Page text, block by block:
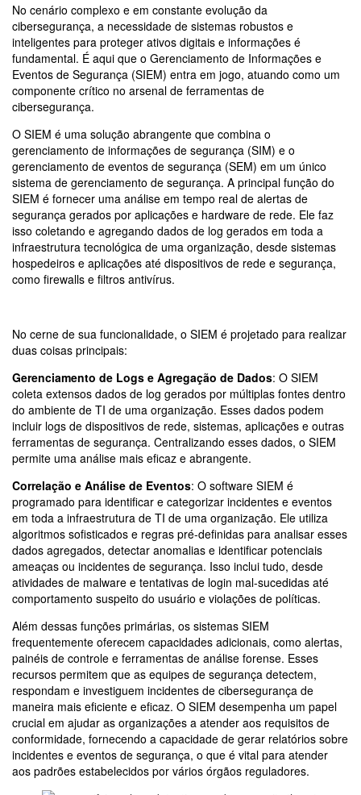
No cenário complexo e em constante evolução da
cibersegurança, a necessidade de sistemas robustos e
inteligentes para proteger ativos digitais e informações é
fundamental. É aqui que o Gerenciamento de Informações e
Eventos de Segurança (SIEM) entra em jogo, atuando como um
componente crítico no arsenal de ferramentas de
cibersegurança.
O SIEM é uma solução abrangente que combina o
gerenciamento de informações de segurança (SIM) e o
gerenciamento de eventos de segurança (SEM) em um único
sistema de gerenciamento de segurança. A principal função do
SIEM é fornecer uma análise em tempo real de alertas de
segurança gerados por aplicações e hardware de rede. Ele faz
isso coletando e agregando dados de log gerados em toda a
infraestrutura tecnológica de uma organização, desde sistemas
hospedeiros e aplicações até dispositivos de rede e segurança,
como firewalls e filtros antivírus.
No cerne de sua funcionalidade, o SIEM é projetado para realizar
duas coisas principais:
Gerenciamento de Logs e Agregação de Dados: O SIEM
coleta extensos dados de log gerados por múltiplas fontes dentro
do ambiente de TI de uma organização. Esses dados podem
incluir logs de dispositivos de rede, sistemas, aplicações e outras
ferramentas de segurança. Centralizando esses dados, o SIEM
permite uma análise mais eficaz e abrangente.
Correlação e Análise de Eventos: O software SIEM é
programado para identificar e categorizar incidentes e eventos
em toda a infraestrutura de TI de uma organização. Ele utiliza
algoritmos sofisticados e regras pré-definidas para analisar esses
dados agregados, detectar anomalias e identificar potenciais
ameaças ou incidentes de segurança. Isso inclui tudo, desde
atividades de malware e tentativas de login mal-sucedidas até
comportamento suspeito do usuário e violações de políticas.
Além dessas funções primárias, os sistemas SIEM
frequentemente oferecem capacidades adicionais, como alertas,
painéis de controle e ferramentas de análise forense. Esses
recursos permitem que as equipes de segurança detectem,
respondam e investiguem incidentes de cibersegurança de
maneira mais eficiente e eficaz. O SIEM desempenha um papel
crucial em ajudar as organizações a atender aos requisitos de
conformidade, fornecendo a capacidade de gerar relatórios sobre
incidentes e eventos de segurança, o que é vital para atender
aos padrões estabelecidos por vários órgãos reguladores.